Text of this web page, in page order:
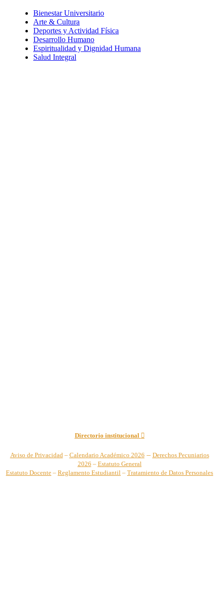
Bienestar Universitario
Arte & Cultura
Deportes y Actividad Física
Desarrollo Humano
Espiritualidad y Dignidad Humana
Salud Integral
Directorio institucional
Aviso de Privacidad – Calendario Académico 2026 – Derechos Pecuniarios
2026 – Estatuto General
Estatuto Docente – Reglamento Estudiantil – Tratamiento de Datos Personales